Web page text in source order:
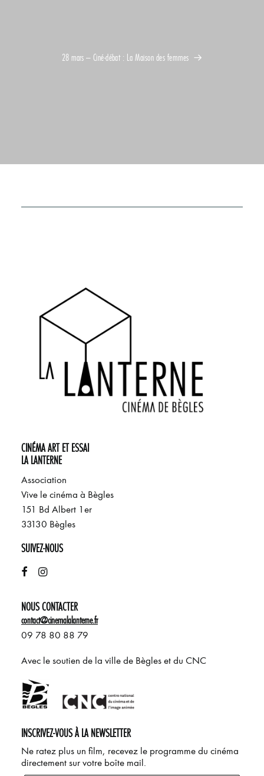
28 mars – Ciné-débat : La Maison des femmes
CINÉMA ART ET ESSAI
LA LANTERNE
Association
Vive le cinéma à Bègles
151 Bd Albert 1er
33130 Bègles
SUIVEZ-NOUS
NOUS CONTACTER
contact@cinemalalanterne.fr
09 78 80 88 79
Avec le soutien de la ville de Bègles et du CNC
INSCRIVEZ-VOUS À LA NEWSLETTER
Ne ratez plus un film, recevez le programme du cinéma
directement sur votre boîte mail.